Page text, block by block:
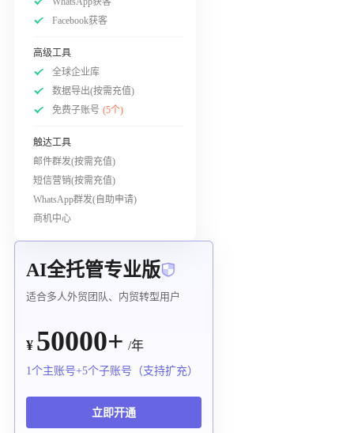
Facebook获客
高级工具
全球企业库
数据导出(按需充值)
免费子账号 (5个)
触达工具
邮件群发(按需充值)
短信营销(按需充值)
WhatsApp群发(自助申请)
商机中心
AI全托管专业版
适合多人外贸团队、内贸转型用户
¥ 50000+ /年
1个主账号+5个子账号（支持扩充）
立即开通